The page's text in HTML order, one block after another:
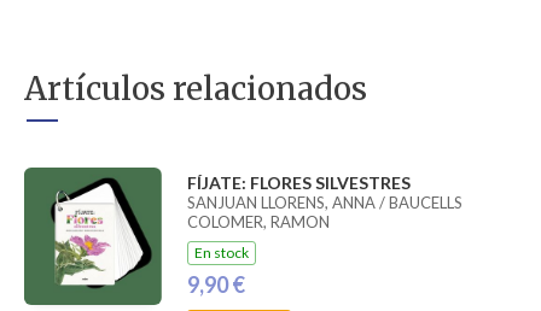
Artículos relacionados
FÍJATE: FLORES SILVESTRES
SANJUAN LLORENS, ANNA / BAUCELLS
COLOMER, RAMON
En stock
9,90 €